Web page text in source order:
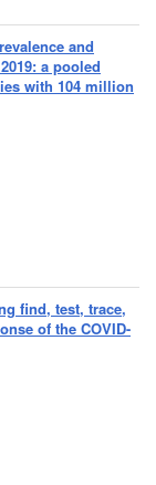
and
a pooled
with 104 million
find, test, trace,
of the COVID-